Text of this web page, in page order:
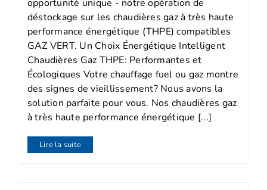
opportunité unique - notre opération de
déstockage sur les chaudières gaz à très haute
performance énergétique (THPE) compatibles
GAZ VERT. Un Choix Énergétique Intelligent
Chaudières Gaz THPE: Performantes et
Écologiques Votre chauffage fuel ou gaz montre
des signes de vieillissement? Nous avons la
solution parfaite pour vous. Nos chaudières gaz
à très haute performance énergétique [...]
Lire la suite